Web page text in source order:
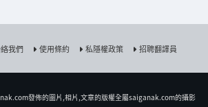
我們 使用條約 私隱權政策 招聘翻譯員
發佈的圖片,相片,文章的版權全屬saiganak.com的攝影